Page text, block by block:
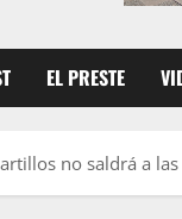
EL PRESTE
no saldrá a